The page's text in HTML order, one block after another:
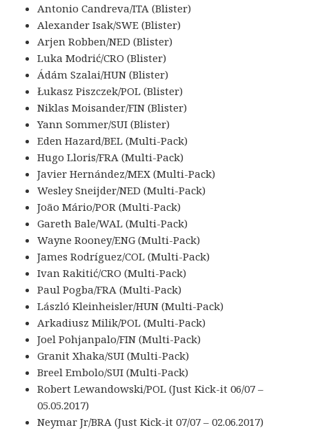
Antonio Candreva/ITA (Blister)
Alexander Isak/SWE (Blister)
Arjen Robben/NED (Blister)
Luka Modrić/CRO (Blister)
Ádám Szalai/HUN (Blister)
Łukasz Piszczek/POL (Blister)
Niklas Moisander/FIN (Blister)
Yann Sommer/SUI (Blister)
Eden Hazard/BEL (Multi-Pack)
Hugo Lloris/FRA (Multi-Pack)
Javier Hernández/MEX (Multi-Pack)
Wesley Sneijder/NED (Multi-Pack)
João Mário/POR (Multi-Pack)
Gareth Bale/WAL (Multi-Pack)
Wayne Rooney/ENG (Multi-Pack)
James Rodríguez/COL (Multi-Pack)
Ivan Rakitić/CRO (Multi-Pack)
Paul Pogba/FRA (Multi-Pack)
László Kleinheisler/HUN (Multi-Pack)
Arkadiusz Milik/POL (Multi-Pack)
Joel Pohjanpalo/FIN (Multi-Pack)
Granit Xhaka/SUI (Multi-Pack)
Breel Embolo/SUI (Multi-Pack)
Robert Lewandowski/POL (Just Kick-it 06/07 –
05.05.2017)
Neymar Jr/BRA (Just Kick-it 07/07 – 02.06.2017)